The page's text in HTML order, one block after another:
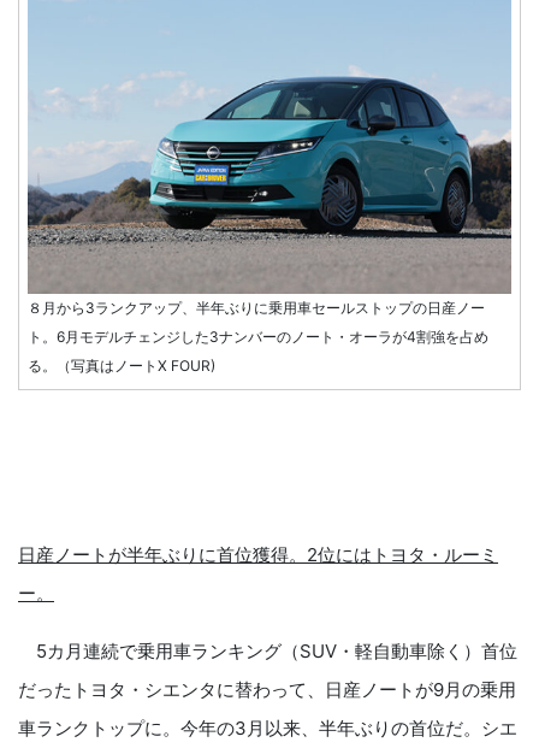
８月から3ランクアップ、半年ぶりに乗用車セールストップの日産ノー
ト。6月モデルチェンジした3ナンバーのノート・オーラが4割強を占め
る。（写真はノートX FOUR)
日産ノートが半年ぶりに首位獲得。2位にはトヨタ・ルーミ
ー。
5カ月連続で乗用車ランキング（SUV・軽自動車除く）首位
だったトヨタ・シエンタに替わって、日産ノートが9月の乗用
車ランクトップに。今年の3月以来、半年ぶりの首位だ。シエ